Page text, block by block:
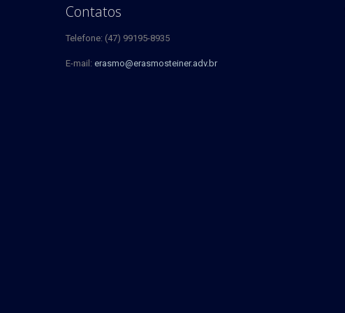
Contatos
Telefone: (47) 99195-8935
E-mail: erasmo@erasmosteiner.adv.br